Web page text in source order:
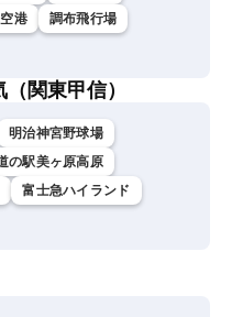
港
調布飛行場
関東甲信）
明治神宮野球場
の駅美ヶ原高原
富士急ハイランド